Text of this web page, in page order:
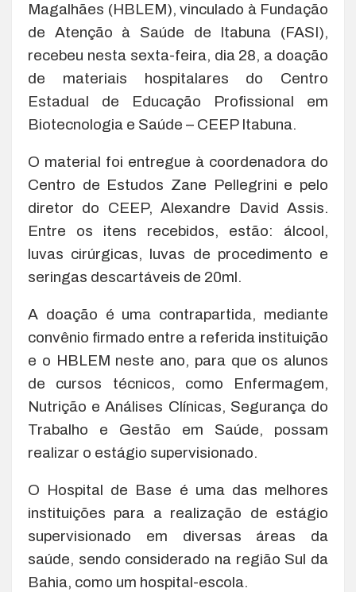
Magalhães (HBLEM), vinculado à Fundação
de Atenção à Saúde de Itabuna (FASI),
recebeu nesta sexta-feira, dia 28, a doação
de materiais hospitalares do Centro
Estadual de Educação Profissional em
Biotecnologia e Saúde – CEEP Itabuna.
O material foi entregue à coordenadora do
Centro de Estudos Zane Pellegrini e pelo
diretor do CEEP, Alexandre David Assis.
Entre os itens recebidos, estão: álcool,
luvas cirúrgicas, luvas de procedimento e
seringas descartáveis de 20ml.
A doação é uma contrapartida, mediante
convênio firmado entre a referida instituição
e o HBLEM neste ano, para que os alunos
de cursos técnicos, como Enfermagem,
Nutrição e Análises Clínicas, Segurança do
Trabalho e Gestão em Saúde, possam
realizar o estágio supervisionado.
O Hospital de Base é uma das melhores
instituições para a realização de estágio
supervisionado em diversas áreas da
saúde, sendo considerado na região Sul da
Bahia, como um hospital-escola.